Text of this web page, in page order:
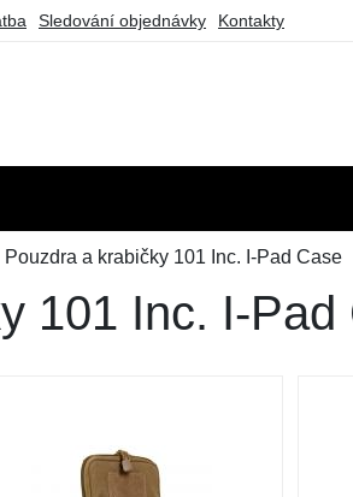
Sledování objednávky Kontakty
Pouzdra a krabičky 101 Inc. I-Pad Case
101 Inc. I-Pad